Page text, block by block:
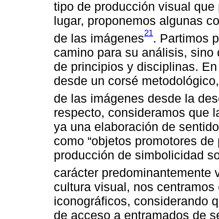
tipo de producción visual
lugar, proponemos algunas
de las imágenes21. Partimos
camino para su análisis,
de principios y disciplinas.
desde un corsé
de las imágenes desde la
respecto, consideramos que
ya una elaboración de
como “objetos promotores
producción de simbolicidad
carácter predominantemente
cultura visual, nos
iconográficos, considerando
de acceso a entramados de